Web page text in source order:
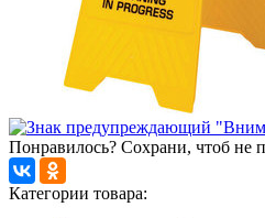
Понравилось? Сохрани, чтоб не
Категории товара: